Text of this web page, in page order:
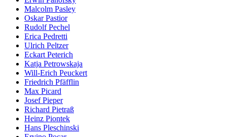
Malcolm Pasley
Oskar Pastior
Rudolf Pechel
Erica Pedretti
Ulrich Peltzer
Eckart Peterich
Katja Petrowskaja
Will-Erich Peuckert
Friedrich Pfäfflin
Max Picard
Josef Pieper
Richard Pietraß
Heinz Piontek
Hans Pleschinski